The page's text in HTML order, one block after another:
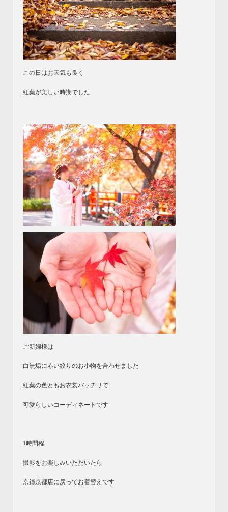
この日はお天気も良く
紅葉が美しい時期でした
ご新婦様は
白無垢に赤い絞りのお小物を合わせました
紅葉の色ともお衣裳バッチリで
可愛らしいコーディネートです
1時間程
撮影をお楽しみいただいたら
京鐘京都店に戻ってお着替えです